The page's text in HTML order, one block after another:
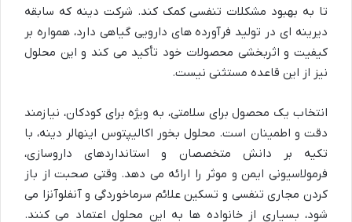
تا به بهبود مشکلات تنفسی کمک کند. شرکت دینه که سابقه
دیرینه ای در تولید فرآورده های دارویی گیاهی دارد، همواره بر
کیفیت و اثربخشی محصولات خود تأکید می کند و این محلول
نیز از این قاعده مستثنی نیست.
انتخاب یک محصول برای سلامتی، به ویژه برای کودکان، نیازمند
دقت و اطمینان است. محلول بخور اکالیپتوس اینهالر دینه، با
تکیه بر دانش متخصصان و استانداردهای داروسازی،
فرمولاسیونی ایمن و موثر را ارائه می دهد. وقتی صحبت از باز
کردن مجاری تنفسی و تسکین علائم سرماخوردگی و آنفلوآنزا می
شود، بسیاری از خانواده ها به این محلول اعتماد می کنند.